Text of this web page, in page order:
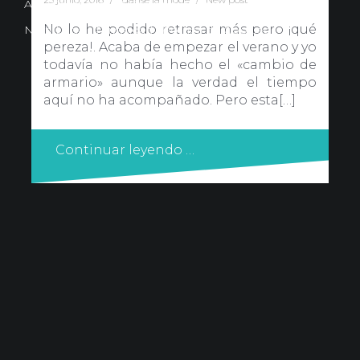
No lo he podido retrasar más pero ¡qué
pereza!. Acaba de empezar el verano y yo
todavía no había hecho el «cambio de
armario» aunque la verdad el tiempo
aquí no ha acompañado. Pero esta[…]
Continuar leyendo …
Avd. Comercial 20 Barañain (Navarra)
Nota Legal ·Privacidad· Política de Cookies